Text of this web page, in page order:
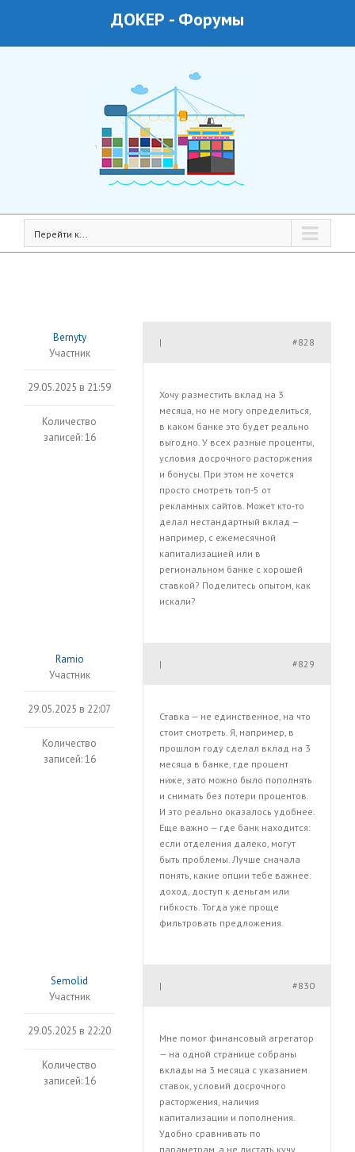
ДОКЕР - Форумы
Перейти к...
Bernyty
Участник
29.05.2025 в 21:59
Количество
записей: 16
#828
|
Хочу разместить вклад на 3
месяца, но не могу определиться,
в каком банке это будет реально
выгодно. У всех разные проценты,
условия досрочного расторжения
и бонусы. При этом не хочется
просто смотреть топ-5 от
рекламных сайтов. Может кто-то
делал нестандартный вклад —
например, с ежемесячной
капитализацией или в
региональном банке с хорошей
ставкой? Поделитесь опытом, как
искали?
Ramio
Участник
29.05.2025 в 22:07
Количество
записей: 16
#829
|
Ставка — не единственное, на что
стоит смотреть. Я, например, в
прошлом году сделал вклад на 3
месяца в банке, где процент
ниже, зато можно было пополнять
и снимать без потери процентов.
И это реально оказалось удобнее.
Еще важно — где банк находится:
если отделения далеко, могут
быть проблемы. Лучше сначала
понять, какие опции тебе важнее:
доход, доступ к деньгам или
гибкость. Тогда уже проще
фильтровать предложения.
Semolid
Участник
29.05.2025 в 22:20
Количество
записей: 16
#830
|
Мне помог финансовый агрегатор
— на одной странице собраны
вклады на 3 месяца с указанием
ставок, условий досрочного
расторжения, наличия
капитализации и пополнения.
Удобно сравнивать по
параметрам, а не листать кучу